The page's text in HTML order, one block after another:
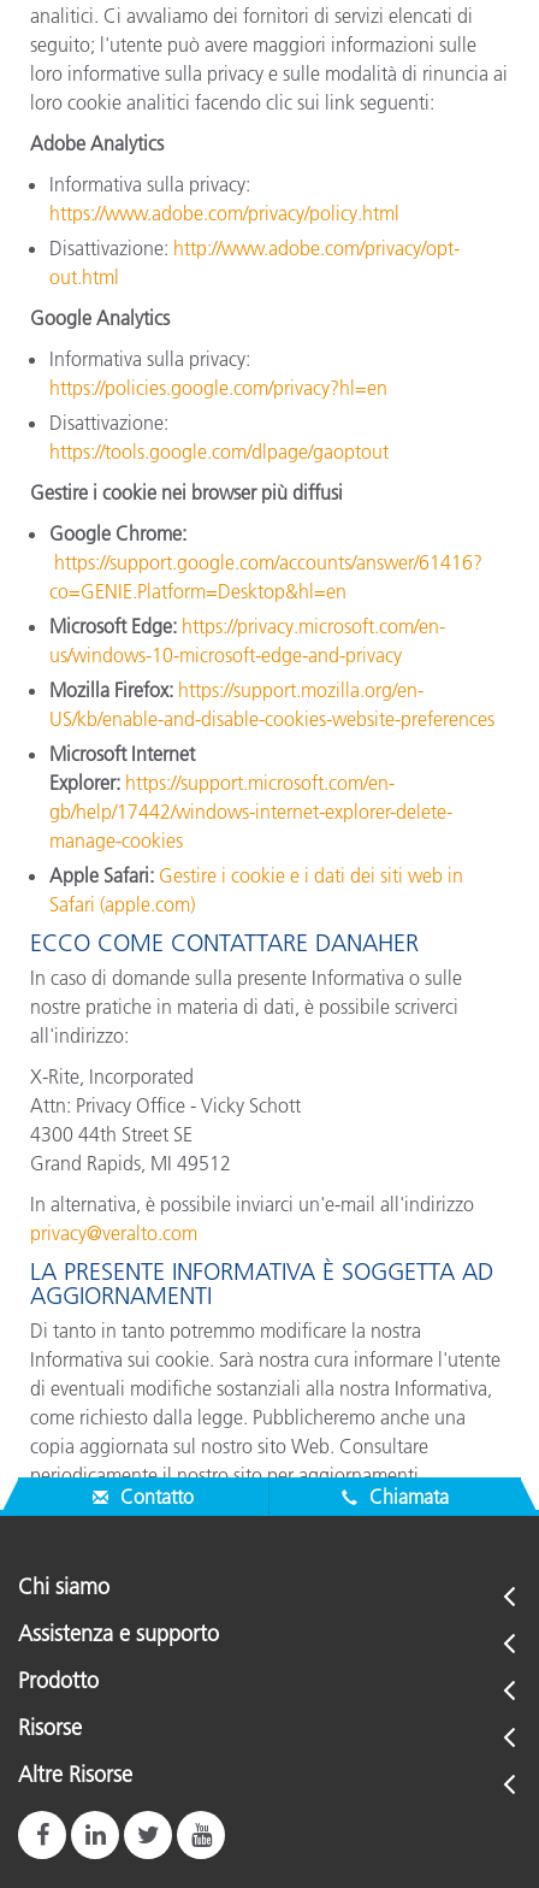
analitici. Ci avvaliamo dei fornitori di servizi elencati di
seguito; l'utente può avere maggiori informazioni sulle
loro informative sulla privacy e sulle modalità di rinuncia ai
loro cookie analitici facendo clic sui link seguenti:
Adobe Analytics
Informativa sulla privacy:
https://www.adobe.com/privacy/policy.html
Disattivazione: http://www.adobe.com/privacy/opt-
out.html
Google Analytics
Informativa sulla privacy:
https://policies.google.com/privacy?hl=en
Disattivazione:
https://tools.google.com/dlpage/gaoptout
Gestire i cookie nei browser più diffusi
Google Chrome:
https://support.google.com/accounts/answer/61416?
co=GENIE.Platform=Desktop&hl=en
Microsoft Edge: https://privacy.microsoft.com/en-
us/windows-10-microsoft-edge-and-privacy
Mozilla Firefox: https://support.mozilla.org/en-
US/kb/enable-and-disable-cookies-website-preferences
Microsoft Internet
Explorer: https://support.microsoft.com/en-
gb/help/17442/windows-internet-explorer-delete-
manage-cookies
Apple Safari: Gestire i cookie e i dati dei siti web in
Safari (apple.com)
ECCO COME CONTATTARE DANAHER
In caso di domande sulla presente Informativa o sulle
nostre pratiche in materia di dati, è possibile scriverci
all'indirizzo:
X-Rite, Incorporated
Attn: Privacy Office - Vicky Schott
4300 44th Street SE
Grand Rapids, MI 49512
In alternativa, è possibile inviarci un'e-mail all'indirizzo
privacy@veralto.com
LA PRESENTE INFORMATIVA È SOGGETTA AD
AGGIORNAMENTI
Di tanto in tanto potremmo modificare la nostra
Informativa sui cookie. Sarà nostra cura informare l'utente
di eventuali modifiche sostanziali alla nostra Informativa,
come richiesto dalla legge. Pubblicheremo anche una
copia aggiornata sul nostro sito Web. Consultare
periodicamente il nostro sito per aggiornamenti.
Contatto
Chiamata
Chi siamo
Assistenza e supporto
Prodotto
Risorse
Altre Risorse